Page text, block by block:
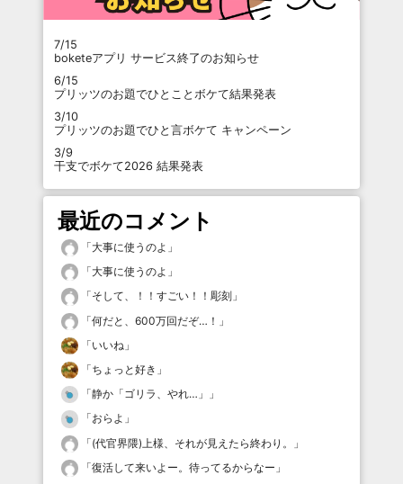
7/15
boketeアプリ サービス終了のお知らせ
6/15
プリッツのお題でひとことボケて結果発表
3/10
プリッツのお題でひと言ボケて キャンペーン
3/9
干支でボケて2026 結果発表
最近のコメント
「大事に使うのよ 」
「大事に使うのよ 」
「そして、！！すごい！！彫刻 」
「何だと、600万回だぞ…！ 」
「いいね 」
「ちょっと好き 」
「静か「ゴリラ、やれ…」
」
「おらよ 」
「(代官界隈)上様、それが見えたら終わり。
」
「復活して来いよー。待ってるからなー 」